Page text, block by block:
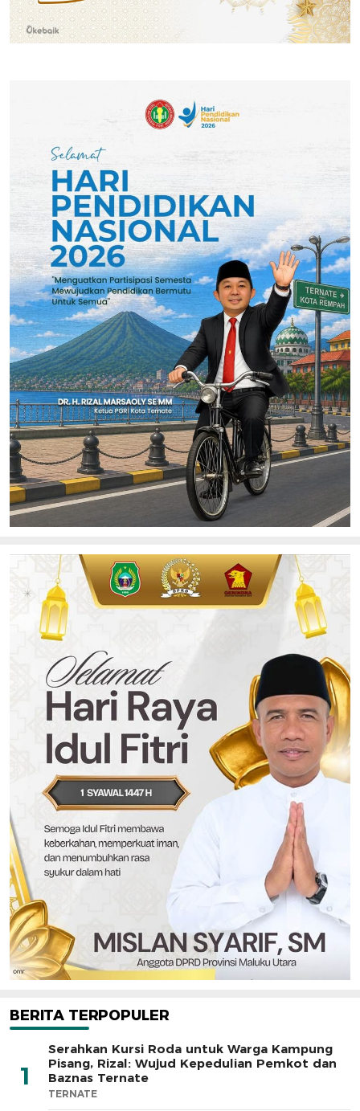
BERITA TERPOPULER
1
Serahkan Kursi Roda untuk Warga Kampung
Pisang, Rizal: Wujud Kepedulian Pemkot dan
Baznas Ternate
TERNATE